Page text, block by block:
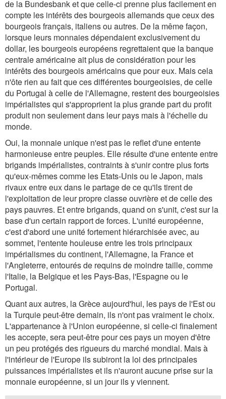
de la Bundesbank et que celle-ci prenne plus facilement en
compte les intérêts des bourgeois allemands que ceux des
bourgeois français, italiens ou autres. De la même façon,
lorsque leurs monnaies dépendaient exclusivement du
dollar, les bourgeois européens regrettaient que la banque
centrale américaine ait plus de considération pour les
intérêts des bourgeois américains que pour eux. Mais cela
n'ôte rien au fait que ces différentes bourgeoisies, de celle
du Portugal à celle de l'Allemagne, restent des bourgeoisies
impérialistes qui s'approprient la plus grande part du profit
produit non seulement dans leur pays mais à l'échelle du
monde.
Oui, la monnaie unique n'est pas le reflet d'une entente
harmonieuse entre peuples. Elle résulte d'une entente entre
brigands impérialistes, contraints à s'unir contre plus forts
qu'eux-mêmes comme les Etats-Unis ou le Japon, mais
rivaux entre eux dans le partage de ce qu'ils tirent de
l'exploitation de leur propre classe ouvrière et de celle des
pays pauvres. Et entre brigands, quand on s'unit, c'est sur la
base d'un certain rapport de forces. L'unité européenne,
c'est d'abord une unité fortement hiérarchisée avec, au
sommet, l'entente houleuse entre les trois principaux
impérialismes du continent, l'Allemagne, la France et
l'Angleterre, entourés de requins de moindre taille, comme
l'Italie, la Belgique et les Pays-Bas, l'Espagne ou le
Portugal.
Quant aux autres, la Grèce aujourd'hui, les pays de l'Est ou
la Turquie peut-être demain, ils n'ont pas vraiment le choix.
L'appartenance à l'Union européenne, si celle-ci finalement
les accepte, sera peut-être pour ces pays un moyen d'être
un peu protégés des rigueurs du marché mondial. Mais à
l'intérieur de l'Europe ils subiront la loi des principales
puissances impérialistes et ils n'auront aucune prise sur la
monnaie européenne, si un jour ils y viennent.